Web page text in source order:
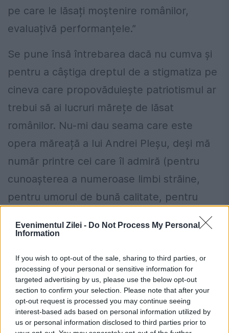
Evenimentul Zilei - Do Not Process My Personal
Information
If you wish to opt-out of the sale, sharing to third parties, or
processing of your personal or sensitive information for
targeted advertising by us, please use the below opt-out
section to confirm your selection. Please note that after your
opt-out request is processed you may continue seeing
interest-based ads based on personal information utilized by
us or personal information disclosed to third parties prior to
pe care le lăsați moștenire românilor,
evaluațivă performanțele.”
Se pune însă întrebarea dacă nu cumva și
pentru a câștiga dreptul de a stigmatiza pe
cineva care propovăduiește patriotismul ar
trebui să ai lucruri mărețe de lăsat
românilor. Nu-mi dau seama care este
opera măreață a lui Andrei Pleșu, deși mă
număr printre cei care îl admiră (pentru
cunoașterea a numeroase limbi străine,
pentru umorul de bună calitate, pentru
muzicalitatea vocii lui). Îmi aduc aminte că
în urmă cu mulți ani, când nici prin cap nu-
noastre, spuneam despre o carte a lui
Andrei Pleșu, cel în care multă lume,
începând cu Constantin Noica, își pusese
mari speranțe, că este dezamăgitoare prin